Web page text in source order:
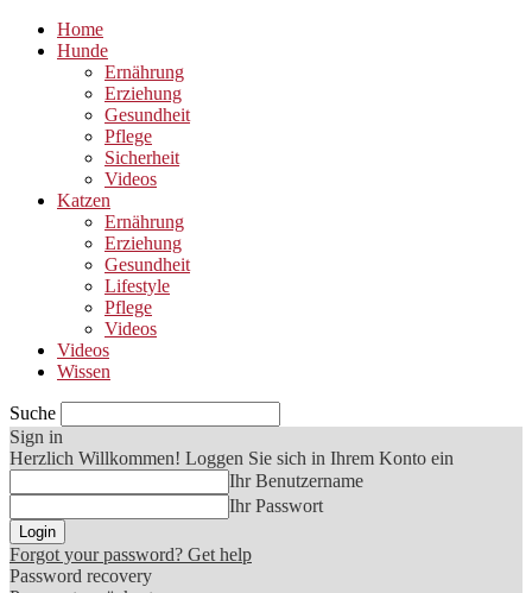
Home
Hunde
Ernährung
Erziehung
Gesundheit
Pflege
Sicherheit
Videos
Katzen
Ernährung
Erziehung
Gesundheit
Lifestyle
Pflege
Videos
Videos
Wissen
Suche
Sign in
Herzlich Willkommen! Loggen Sie sich in Ihrem Konto ein
Ihr Benutzername
Ihr Passwort
Forgot your password? Get help
Password recovery